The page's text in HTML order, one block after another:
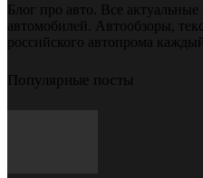
Блог про авто. Все
автомобилей. Автообзоры,
российского автопрома
Популярные посты